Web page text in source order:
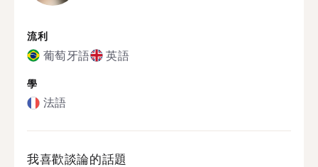
流利
葡萄牙語 英語
學
法語
我喜歡談論的話題